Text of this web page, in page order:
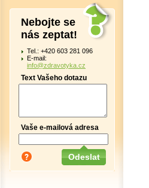
Nebojte se
nás zeptat!
Tel.: +420 603 281 096
E-mail:
info@zdravotyka.cz
Text Vašeho dotazu
Vaše e-mailová adresa